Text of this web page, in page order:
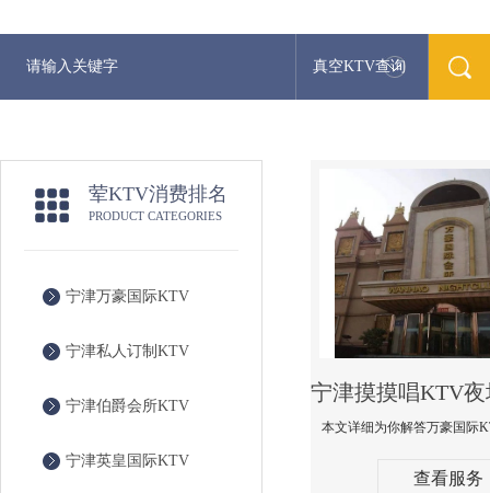
真空KTV查询
荤KTV消费排名
PRODUCT CATEGORIES
宁津万豪国际KTV
宁津私人订制KTV
宁津伯爵会所KTV
宁津英皇国际KTV
查看服务